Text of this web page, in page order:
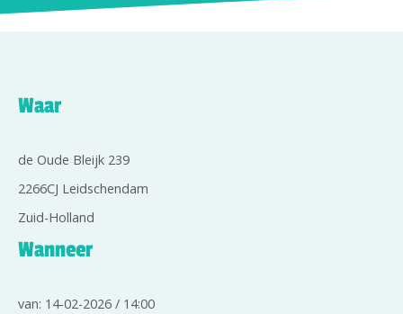
Waar
de Oude Bleijk 239
2266CJ Leidschendam
Zuid-Holland
Wanneer
van: 14-02-2026 / 14:00